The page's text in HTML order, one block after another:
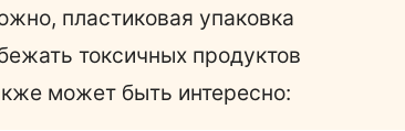
пластиковая упаковка
токсичных продуктов
может быть интересно: